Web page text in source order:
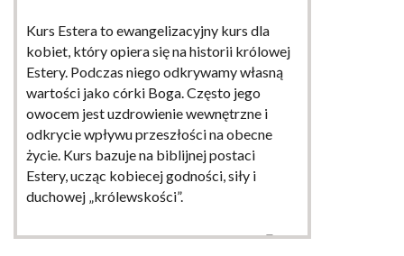
Kurs Estera to ewangelizacyjny kurs dla
kobiet, który opiera się na historii królowej
Estery. Podczas niego odkrywamy własną
wartości jako córki Boga. Często jego
owocem jest uzdrowienie wewnętrzne i
odkrycie wpływu przeszłości na obecne
życie. Kurs bazuje na biblijnej postaci
Estery, ucząc kobiecej godności, siły i
duchowej „królewskości”.
WIĘCEJ